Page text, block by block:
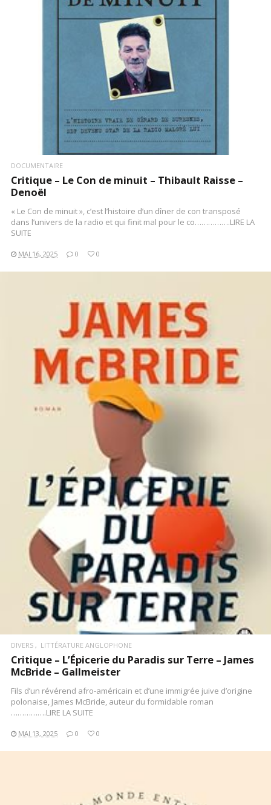
LIRE LA SUITE
DOCUMENTAIRE
Critique – Le Con de minuit – Thibault Raisse –
Denoël
« Le Con de minuit », c’est l’histoire d’un dîner de con transposé
dans l’univers de la radio et qui finit mal pour le co…………….LIRE LA
SUITE
MAI 16, 2025 0 0
LIRE LA SUITE
DIVERS LITTÉRATURE ANGLOPHONE
Critique – L’Épicerie du Paradis sur Terre – James
McBride – Gallmeister
Fils d’un révérend afro-américain et d’une immigrée juive d’origine
polonaise, James McBride, auteur du formidable roman
…………….LIRE LA SUITE
MAI 13, 2025 0 0